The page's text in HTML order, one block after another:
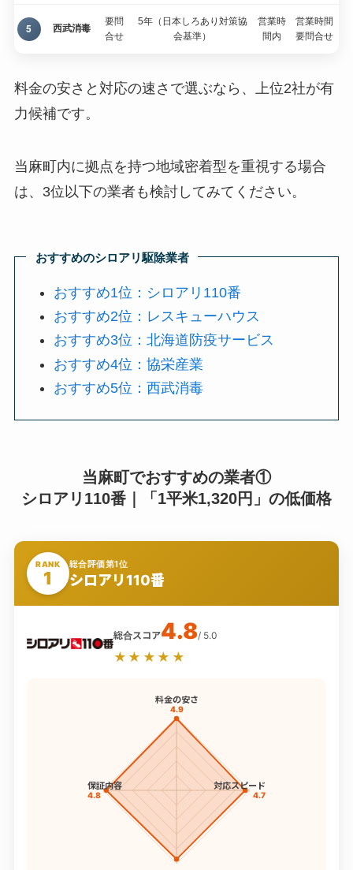
5 西武消毒
要問
合せ
5年（日本しろあり対策協
会基準）
営業時
間内
営業時間
要問合せ
料金の安さと対応の速さで選ぶなら、上位2社が有
力候補です。
当麻町内に拠点を持つ地域密着型を重視する場合
は、3位以下の業者も検討してみてください。
おすすめのシロアリ駆除業者
おすすめ1位：シロアリ110番
おすすめ2位：レスキューハウス
おすすめ3位：北海道防疫サービス
おすすめ4位：協栄産業
おすすめ5位：西武消毒
当麻町でおすすめの業者①
シロアリ110番｜「1平米1,320円」の低価格
RANK
1
総合評価第1位
シロアリ110番
総合スコア4.8/ 5.0
★★★★★
料金の安さ
4.9
対応スピード
4.7
保証内容
4.8